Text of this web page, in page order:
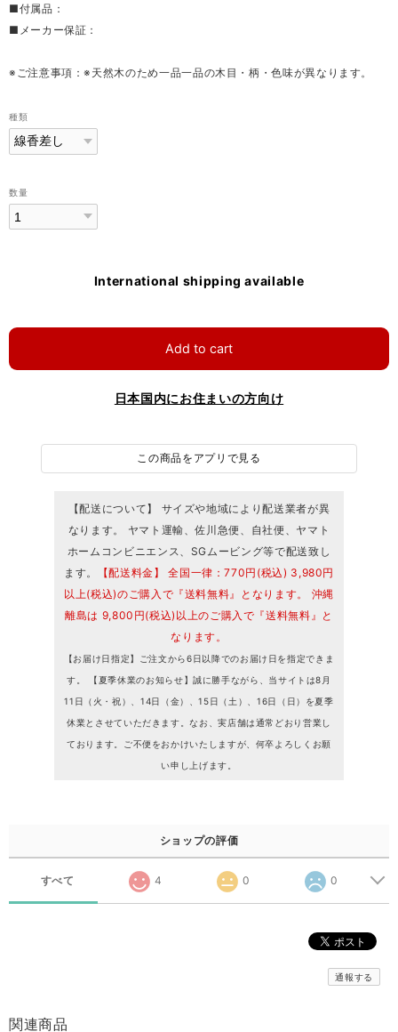
■付属品：
■メーカー保証：
※ご注意事項：※天然木のため一品一品の木目・柄・色味が異なります。
種類
数量
International shipping available
Add to cart
日本国内にお住まいの方向け
この商品をアプリで見る
【配送について】 サイズや地域により配送業者が異
なります。 ヤマト運輸、佐川急便、自社便、ヤマト
ホームコンビニエンス、SGムービング等で配送致し
ます。
【配送料金】 全国一律：770円(税込) 3,980円
以上(税込)のご購入で『送料無料』となります。 沖縄
離島は 9,800円(税込)以上のご購入で『送料無料』と
なります。
【お届け日指定】ご注文から6日以降でのお届け日を指定できま
す。 【夏季休業のお知らせ】誠に勝手ながら、当サイトは8月
11日（火・祝）、14日（金）、15日（土）、16日（日）を夏季
休業とさせていただきます。なお、実店舗は通常どおり営業し
ております。ご不便をおかけいたしますが、何卒よろしくお願
い申し上げます。
ショップの評価
すべて 4 0 0
通報する
関連商品